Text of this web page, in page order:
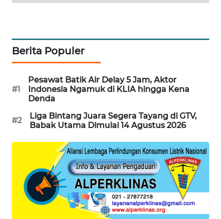
Berita Populer
#1
Pesawat Batik Air Delay 5 Jam, Aktor
Indonesia Ngamuk di KLIA hingga Kena
Denda
#2
Liga Bintang Juara Segera Tayang di GTV,
Babak Utama Dimulai 14 Agustus 2026
MARTABAT
NET
PLN
WATCH
MKLI
LKKI
KOPEKLIN